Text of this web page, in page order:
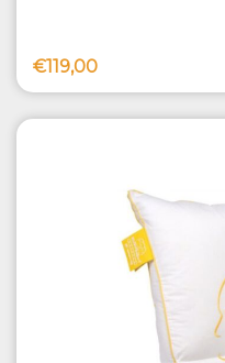
€119,00